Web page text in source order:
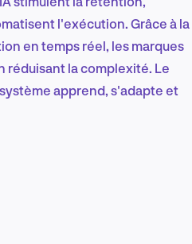
Marketing et
Recherche et
l'exécution. Grâce à la
en temps réel, les marques
réduisant la complexité. Le
apprend, s'adapte et